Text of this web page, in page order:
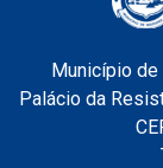
Município
Palácio da